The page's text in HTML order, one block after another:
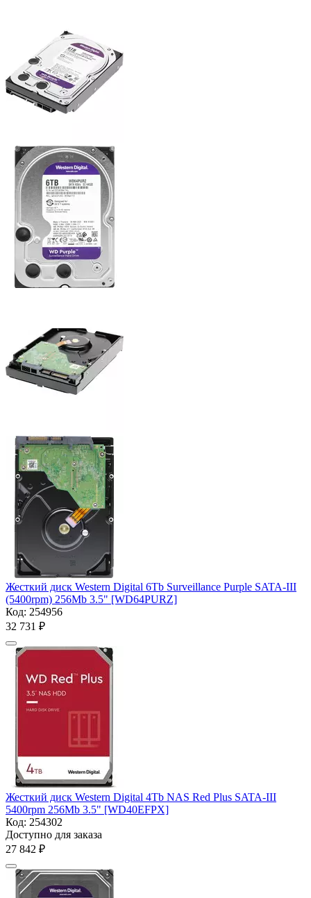
Жесткий диск Western Digital 6Tb Surveillance Purple SATA-III
(5400rpm) 256Mb 3.5" [WD64PURZ]
Код: 254956
32 731 ₽
Жесткий диск Western Digital 4Tb NAS Red Plus SATA-III
5400rpm 256Mb 3.5" [WD40EFPX]
Код: 254302
Доступно для заказа
27 842 ₽